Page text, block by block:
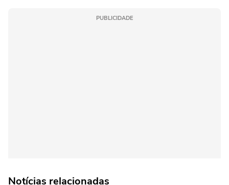
PUBLICIDADE
Notícias relacionadas